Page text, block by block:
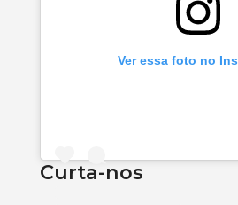
Ver essa foto no
Curta-nos